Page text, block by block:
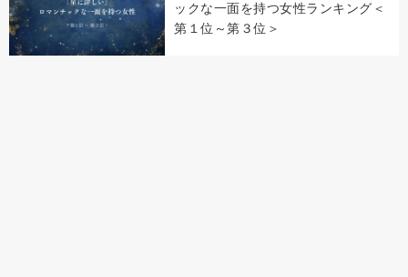
ックな一面を持つ女性ランキング＜
第１位～第３位＞